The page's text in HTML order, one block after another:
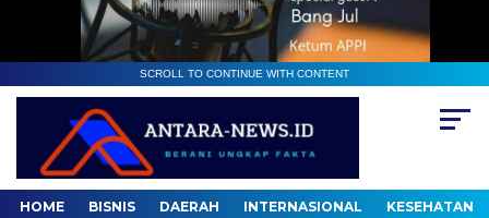
SCROLL TO CONTINUE WITH CONTENT
HOME BISNIS DAERAH INTERNASIONAL KESEHATAN